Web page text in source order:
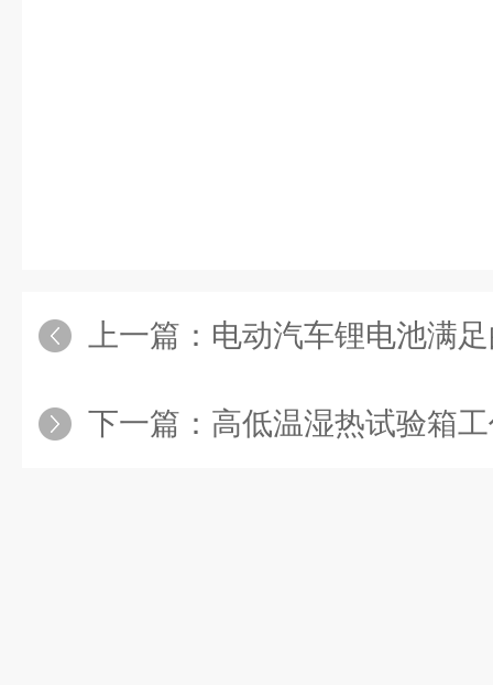
上一篇： 电动汽车锂电池满
下一篇： 高低温湿热试验箱工作